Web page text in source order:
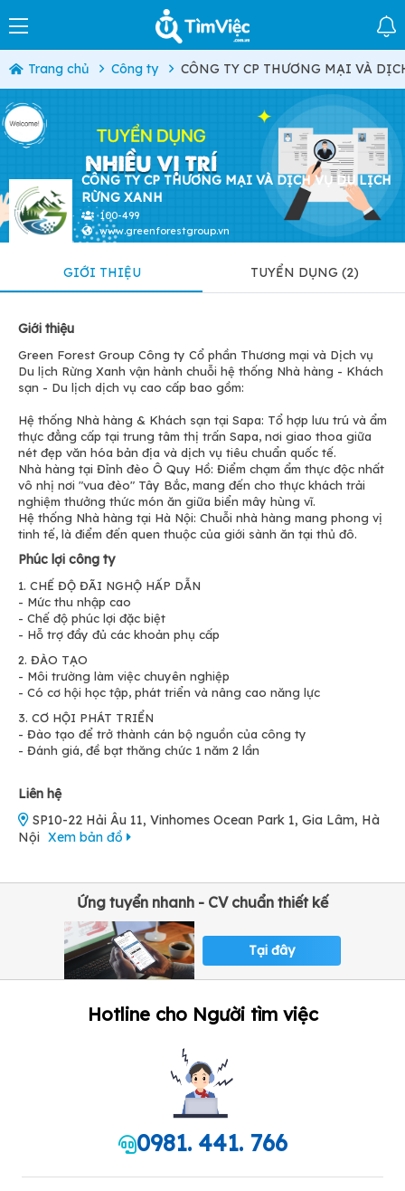
Trang chủ Công ty CÔNG TY CP THƯƠNG MẠI VÀ
CÔNG TY CP THƯƠNG MẠI VÀ DỊCH VỤ DU LỊCH
RỪNG XANH
100-499
www.greenforestgroup.vn
GIỚI THIỆU TUYỂN DỤNG (2)
Giới thiệu
Green Forest Group Công ty Cổ phần Thương mại và Dịch vụ
Du lịch Rừng Xanh vận hành chuỗi hệ thống Nhà hàng - Khách
sạn - Du lịch dịch vụ cao cấp bao gồm:
Hệ thống Nhà hàng & Khách sạn tại Sapa: Tổ hợp lưu trú và ẩm
thực đẳng cấp tại trung tâm thị trấn Sapa, nơi giao thoa giữa
nét đẹp văn hóa bản địa và dịch vụ tiêu chuẩn quốc tế.
Nhà hàng tại Đỉnh đèo Ô Quy Hồ: Điểm chạm ẩm thực độc nhất
vô nhị nơi "vua đèo" Tây Bắc, mang đến cho thực khách trải
nghiệm thưởng thức món ăn giữa biển mây hùng vĩ.
Hệ thống Nhà hàng tại Hà Nội: Chuỗi nhà hàng mang phong vị
tinh tế, là điểm đến quen thuộc của giới sành ăn tại thủ đô.
Phúc lợi công ty
1. CHẾ ĐỘ ĐÃI NGHỘ HẤP DẪN
- Mức thu nhập cao
- Chế độ phúc lợi đặc biệt
- Hỗ trợ đầy đủ các khoản phụ cấp
2. ĐÀO TẠO
- Môi trường làm việc chuyên nghiệp
- Có cơ hội học tập, phát triển và nâng cao năng lực
3. CƠ HỘI PHÁT TRIỂN
- Đào tạo để trở thành cán bộ nguồn của công ty
- Đánh giá, đề bạt thăng chức 1 năm 2 lần
Liên hệ
SP10-22 Hải Âu 11, Vinhomes Ocean Park 1, Gia Lâm, Hà
Nội Xem bản đồ
Ứng tuyển nhanh - CV chuẩn thiết kế
Tại đây
Hotline cho Người tìm việc
0981. 441. 766